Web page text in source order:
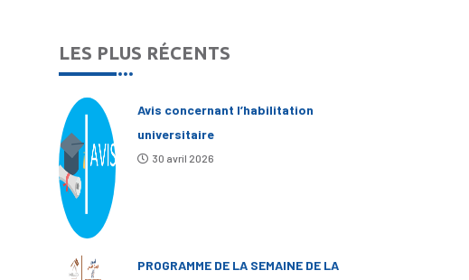
LES PLUS RÉCENTS
Avis concernant l’habilitation
universitaire
30 avril 2026
PROGRAMME DE LA SEMAINE DE LA